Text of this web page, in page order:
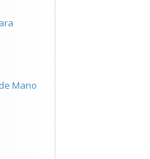
Mano